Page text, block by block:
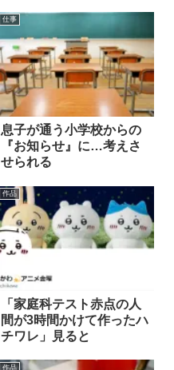
仕事
息子が通う小学校からの
『お知らせ』に…考えさ
せられる
作品
「家庭科テスト赤点の人
間が3時間かけて作ったハ
チワレ」見ると
作品